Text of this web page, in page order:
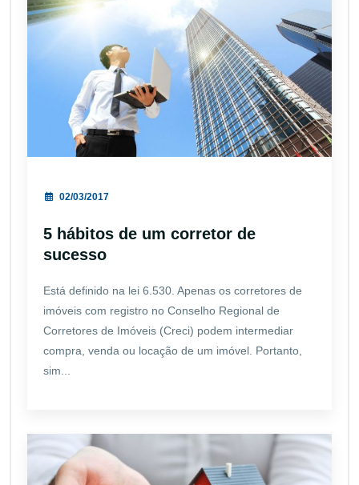
02/03/2017
5 hábitos de um corretor de
sucesso
Está definido na lei 6.530. Apenas os corretores de
imóveis com registro no Conselho Regional de
Corretores de Imóveis (Creci) podem intermediar
compra, venda ou locação de um imóvel. Portanto,
sim...